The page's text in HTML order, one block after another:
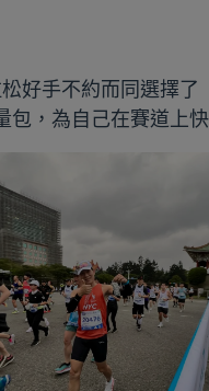
好手不約而同選擇了
包，為自己在賽道上快